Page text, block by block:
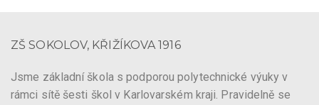
ZŠ SOKOLOV, KŘIŽÍKOVA 1916
Jsme základní škola s podporou polytechnické výuky v
rámci sítě šesti škol v Karlovarském kraji. Pravidelně se